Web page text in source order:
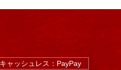
キャッシュレス：PayPay